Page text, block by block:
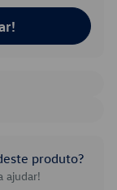
produto?
ajudar!